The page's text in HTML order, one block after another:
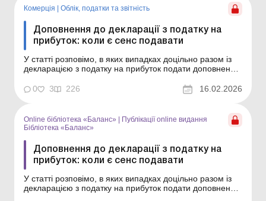
Комерція | Облік, податки та звiтнiсть
Доповнення до декларації з податку на
прибуток: коли є сенс подавати
У статті розповімо, в яких випадках доцільно разом із
декларацією з податку на прибуток подати доповнення
загальні правила та додатки Декларація з податку на
прибуток для агропідприємств Доповнення не є
0 3 226 16.02.2026
Online бібліотека «Баланс»
Публікації online видання
Бібліотека «Баланс»
Доповнення до декларації з податку на
прибуток: коли є сенс подавати
У статті розповімо, в яких випадках доцільно разом із
декларацією з податку на прибуток подати доповнення